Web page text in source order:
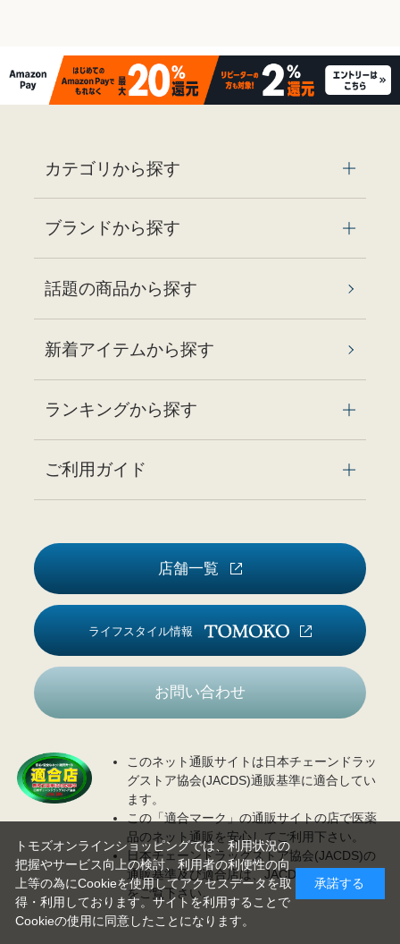
カテゴリから探す
ブランドから探す
話題の商品から探す
新着アイテムから探す
ランキングから探す
ご利用ガイド
店舗一覧
ライフスタイル情報
お問い合わせ
このネット通販サイトは日本チェーンドラッ
グストア協会(JACDS)通販基準に適合してい
ます。
この「適合マーク」の通販サイトの店で医薬
品のネット通販を安心してご利用下さい。
日本チェーンドラッグストア協会(JACDS)の
通販基準及び適合店は、JACDS
ホームページ
をご覧下さい。
トモズオンラインショッピングでは、利用状況の
把握やサービス向上の検討、利用者の利便性の向
上等の為にCookieを使用してアクセスデータを取
得・利用しております。サイトを利用することで
Cookieの使用に同意したことになります。
承諾する